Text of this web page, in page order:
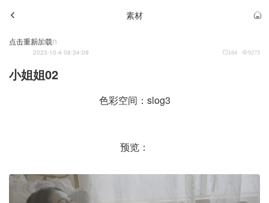
素材
点击重新加载
Admin
2023-10-4 08:34:09 184 9273
小姐姐02
色彩空间：slog3
预览：